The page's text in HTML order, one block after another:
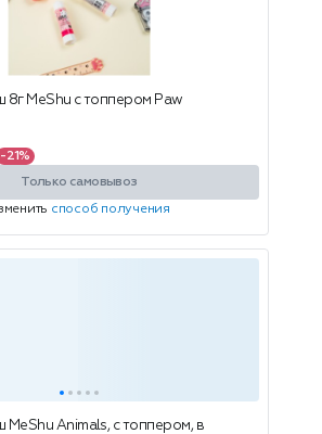
8г MeShu с топпером Paw
-21%
Только самовывоз
способ получения
MeShu Animals, с топпером, в